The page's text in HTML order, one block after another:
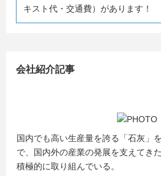
キスト代・交通費）があります！
会社紹介記事
国内でも高い生産量を誇る「石灰」
で、国内外の産業の発展を支えてき
積極的に取り組んでいる。